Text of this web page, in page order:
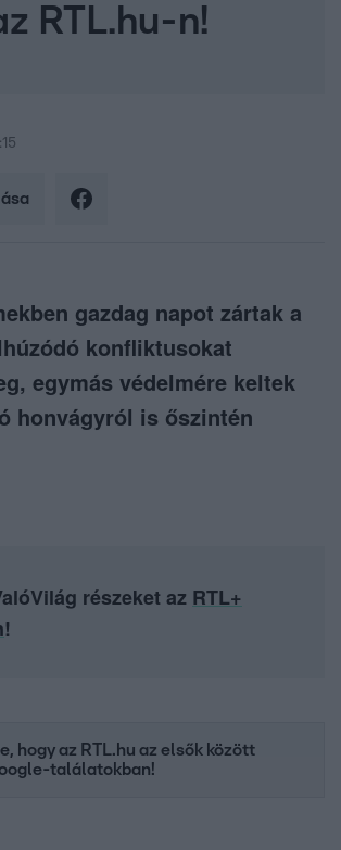
RTL.hu-n!
gazdag napot zártak a
konfliktusokat
egymás védelmére keltek
honvágyról is őszintén
részeket az RTL+
!
hogy az RTL.hu az elsők között
találatokban!